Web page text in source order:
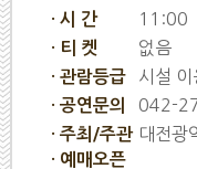
· 시 간 11:00
· 티 켓 없음
· 관람등급 시설 이
· 공연문의 042-
· 주최/주관 대전광
· 예매오픈